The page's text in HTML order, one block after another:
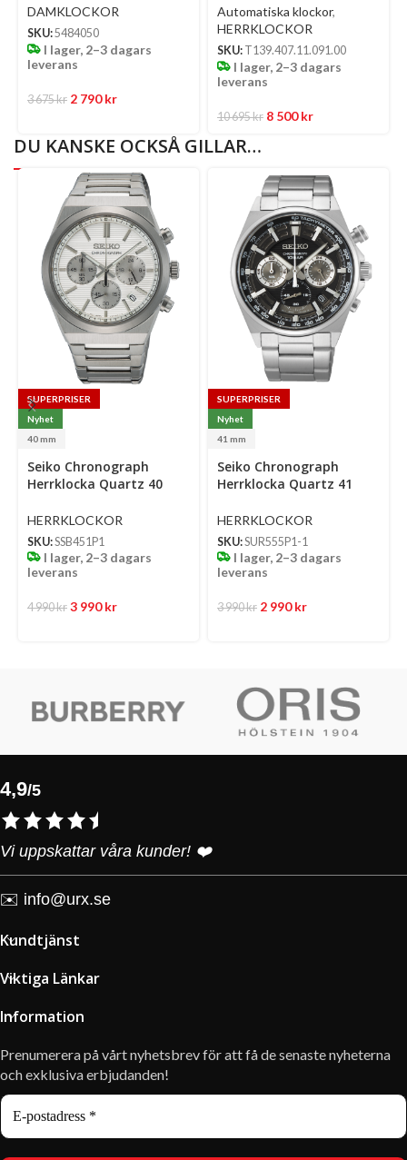
Stålarmband
DAMKLOCKOR
SKU:5484050
I lager, 2–3 dagars
leverans
3 675kr 2 790kr
Automatiska klockor,
HERRKLOCKOR
SKU: T139.407.11.091.00
I lager, 2–3 dagars
leverans
10 695kr 8 500kr
DU KANSKE OCKSÅ GILLAR…
SUPERPRISER
Nyhet
40 mm
options
Seiko Chronograph
Herrklocka Quartz 40
Urtavla Med Stållänk
HERRKLOCKOR
SKU:SSB451P1
I lager, 2–3 dagars
leverans
4 990kr 3 990kr
SUPERPRISER
Nyhet
41 mm
options
Seiko Chronograph
Herrklocka Quartz 41
Stållänk
HERRKLOCKOR
SKU:SUR555P1-1
I lager, 2–3 dagars
leverans
3 990kr 2 990kr
4,9/5
Vi uppskattar våra kunder! ❤️
✉️ info@urx.se
Kundtjänst
Viktiga Länkar
Information
Prenumerera på vårt nyhetsbrev för att få de senaste nyheterna
och exklusiva erbjudanden!